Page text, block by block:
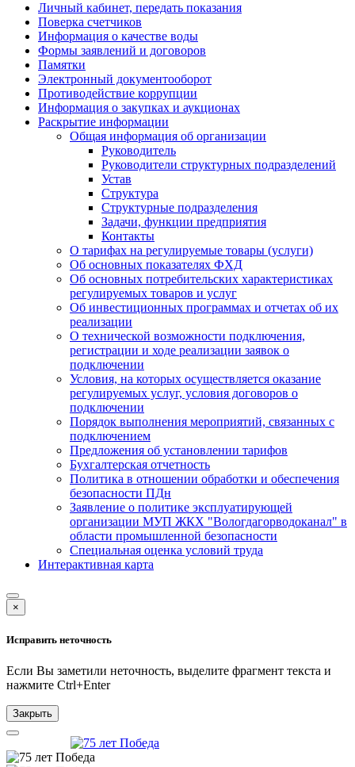
Личный кабинет, передать показания
Поверка счетчиков
Информация о качестве воды
Формы заявлений и договоров
Памятки
Электронный документооборот
Противодействие коррупции
Информация о закупках и аукционах
Раскрытие информации
Общая информация об организации
Руководитель
Руководители структурных подразделений
Устав
Структура
Структурные подразделения
Задачи, функции предприятия
Контакты
О тарифах на регулируемые товары (услуги)
Об основных показателях ФХД
Об основных потребительских характеристиках
регулируемых товаров и услуг
Об инвестиционных программах и отчетах об их
реализации
О технической возможности подключения,
регистрации и ходе реализации заявок о
подключении
Условия, на которых осуществляется оказание
регулируемых услуг, условия договоров о
подключении
Порядок выполнения мероприятий, связанных с
подключением
Предложения об установлении тарифов
Бухгалтерская отчетность
Политика в отношении обработки и обеспечения
безопасности ПДн
Заявление о политике эксплуатирующей
организации МУП ЖКХ "Вологдагорводоканал" в
области промышленной безопасности
Специальная оценка условий труда
Интерактивная карта
×
Исправить неточность
Если Вы заметили неточность, выделите фрагмент текста и
нажмите Ctrl+Enter
Закрыть